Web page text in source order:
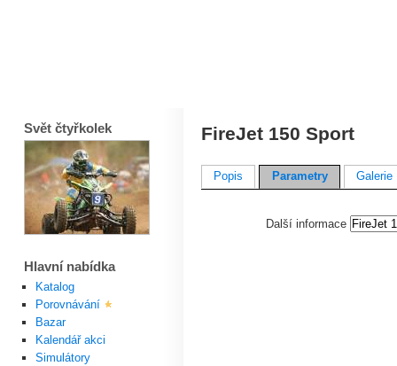
FireJet 150 Sport
Popis Parametry Galerie
Další informace
Svět čtyřkolek
Hlavní nabídka
Katalog
Porovnávání
Bazar
Kalendář akci
Simulátory